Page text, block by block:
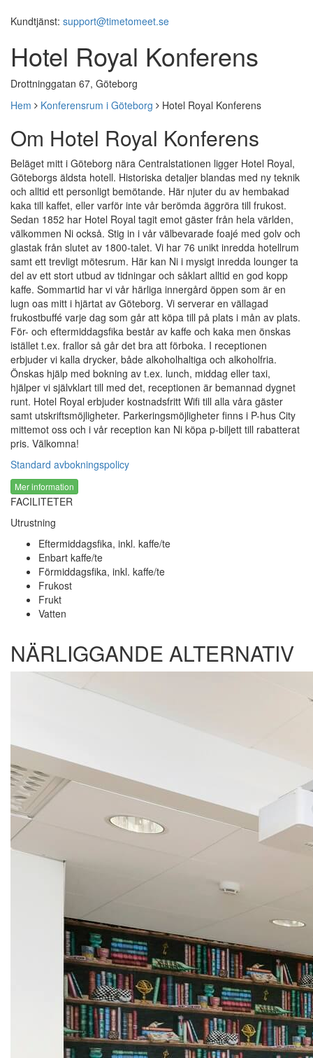
Kundtjänst: support@timetomeet.se
Hotel Royal Konferens
Drottninggatan 67, Göteborg
Hem
Konferensrum i Göteborg Hotel Royal Konferens
Om Hotel Royal Konferens
Beläget mitt i Göteborg nära Centralstationen ligger Hotel Royal,
Göteborgs äldsta hotell. Historiska detaljer blandas med ny teknik
och alltid ett personligt bemötande. Här njuter du av hembakad
kaka till kaffet, eller varför inte vår berömda äggröra till frukost.
Sedan 1852 har Hotel Royal tagit emot gäster från hela världen,
välkommen Ni också. Stig in i vår välbevarade foajé med golv och
glastak från slutet av 1800-talet. Vi har 76 unikt inredda hotellrum
samt ett trevligt mötesrum. Här kan Ni i mysigt inredda lounger ta
del av ett stort utbud av tidningar och såklart alltid en god kopp
kaffe. Sommartid har vi vår härliga innergård öppen som är en
lugn oas mitt i hjärtat av Göteborg. Vi serverar en vällagad
frukostbuffé varje dag som går att köpa till på plats i mån av plats.
För- och eftermiddagsfika består av kaffe och kaka men önskas
istället t.ex. frallor så går det bra att förboka. I receptionen
erbjuder vi kalla drycker, både alkoholhaltiga och alkoholfria.
Önskas hjälp med bokning av t.ex. lunch, middag eller taxi,
hjälper vi självklart till med det, receptionen är bemannad dygnet
runt. Hotel Royal erbjuder kostnadsfritt Wifi till alla våra gäster
samt utskriftsmöjligheter. Parkeringsmöjligheter finns i P-hus City
mittemot oss och i vår reception kan Ni köpa p-biljett till rabatterat
pris. Välkomna!
Standard avbokningspolicy
Mer information
FACILITETER
Utrustning
Eftermiddagsfika, inkl. kaffe/te
Enbart kaffe/te
Förmiddagsfika, inkl. kaffe/te
Frukost
Frukt
Vatten
NÄRLIGGANDE ALTERNATIV